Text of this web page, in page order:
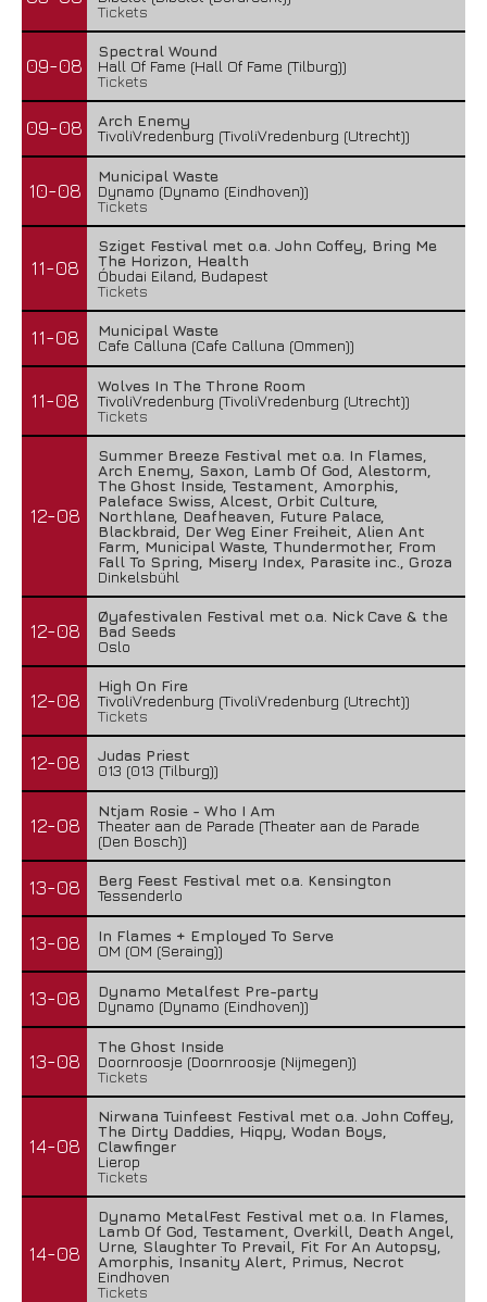
Tickets
09-08
Spectral Wound
Hall Of Fame (Hall Of Fame (Tilburg))
Tickets
09-08
Arch Enemy
TivoliVredenburg (TivoliVredenburg (Utrecht))
10-08
Municipal Waste
Dynamo (Dynamo (Eindhoven))
Tickets
11-08
Sziget Festival met o.a. John Coffey, Bring Me
The Horizon, Health
Óbudai Eiland, Budapest
Tickets
11-08
Municipal Waste
Cafe Calluna (Cafe Calluna (Ommen))
11-08
Wolves In The Throne Room
TivoliVredenburg (TivoliVredenburg (Utrecht))
Tickets
12-08
Summer Breeze Festival met o.a. In Flames,
Arch Enemy, Saxon, Lamb Of God, Alestorm,
The Ghost Inside, Testament, Amorphis,
Paleface Swiss, Alcest, Orbit Culture,
Northlane, Deafheaven, Future Palace,
Blackbraid, Der Weg Einer Freiheit, Alien Ant
Farm, Municipal Waste, Thundermother, From
Fall To Spring, Misery Index, Parasite inc., Groza
Dinkelsbühl
12-08
Øyafestivalen Festival met o.a. Nick Cave & the
Bad Seeds
Oslo
12-08
High On Fire
TivoliVredenburg (TivoliVredenburg (Utrecht))
Tickets
12-08
Judas Priest
013 (013 (Tilburg))
12-08
Ntjam Rosie - Who I Am
Theater aan de Parade (Theater aan de Parade
(Den Bosch))
13-08
Berg Feest Festival met o.a. Kensington
Tessenderlo
13-08
In Flames + Employed To Serve
OM (OM (Seraing))
13-08
Dynamo Metalfest Pre-party
Dynamo (Dynamo (Eindhoven))
13-08
The Ghost Inside
Doornroosje (Doornroosje (Nijmegen))
Tickets
14-08
Nirwana Tuinfeest Festival met o.a. John Coffey,
The Dirty Daddies, Hiqpy, Wodan Boys,
Clawfinger
Lierop
Tickets
14-08
Dynamo MetalFest Festival met o.a. In Flames,
Lamb Of God, Testament, Overkill, Death Angel,
Urne, Slaughter To Prevail, Fit For An Autopsy,
Amorphis, Insanity Alert, Primus, Necrot
Eindhoven
Tickets